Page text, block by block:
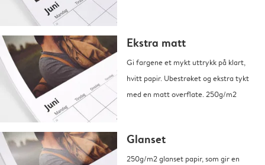
Ekstra matt
Gi fargene et mykt uttrykk på klart,
hvitt papir. Ubestrøket og ekstra tykt
med en matt overflate. 250g/m2
Glanset
250g/m2 glanset papir, som gir en